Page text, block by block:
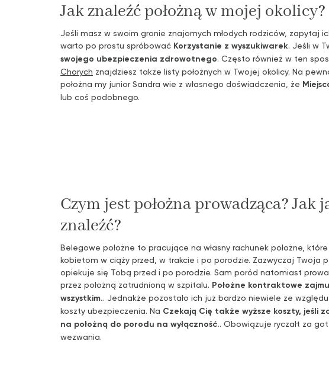
Jak znaleźć położną w mojej okolicy?
Jeśli masz w swoim gronie znajomych młodych rodziców, zapytaj
warto po prostu spróbować Korzystanie z wyszukiwarek. Jeśli w
swojego ubezpieczenia zdrowotnego. Często również w ten
Chorych znajdziesz także listy położnych w Twojej okolicy. Na
położna my junior Sandra wie z własnego doświadczenia, że
lub coś podobnego.
Czym jest położna prowadząca? Jak
znaleźć?
Belegowe położne to pracujące na własny rachunek położne,
kobietom w ciąży przed, w trakcie i po porodzie. Zazwyczaj Twoja
opiekuje się Tobą przed i po porodzie. Sam poród natomiast
przez położną zatrudnioną w szpitalu. Położne kontraktowe
wszystkim.. Jednakże pozostało ich już bardzo niewiele ze
koszty ubezpieczenia. Na Czekają Cię także wyższe koszty, jeśli
na położną do porodu na wyłączność.. Obowiązuje ryczałt za
wezwania.